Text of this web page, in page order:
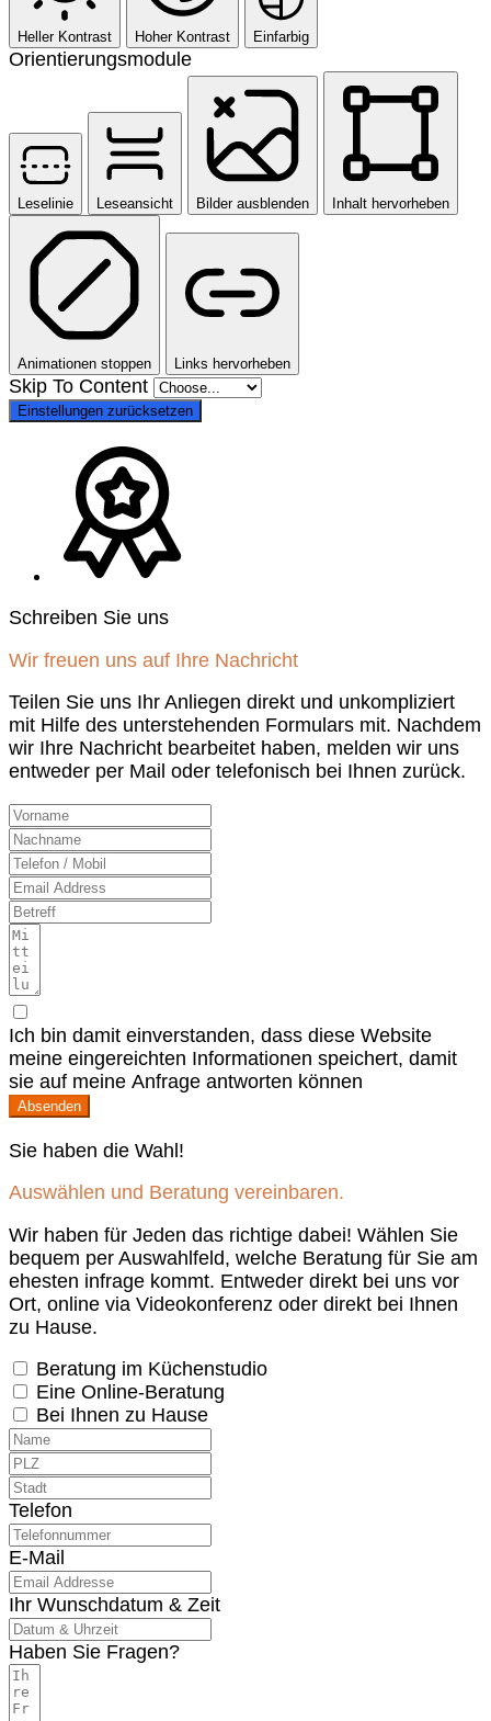
Heller Kontrast Hoher Kontrast Einfarbig
Orientierungsmodule
Leselinie Leseansicht Bilder ausblenden Inhalt hervorheben
Animationen stoppen Links hervorheben
Skip To Content
Einstellungen zurücksetzen
Schreiben Sie uns
Wir freuen uns auf Ihre Nachricht
Teilen Sie uns Ihr Anliegen direkt und unkompliziert
mit Hilfe des unterstehenden Formulars mit. Nachdem
wir Ihre Nachricht bearbeitet haben, melden wir uns
entweder per Mail oder telefonisch bei Ihnen zurück.
Ich bin damit einverstanden, dass diese Website
meine eingereichten Informationen speichert, damit
sie auf meine Anfrage antworten können
Absenden
Sie haben die Wahl!
Auswählen und Beratung vereinbaren.
Wir haben für Jeden das richtige dabei! Wählen Sie
bequem per Auswahlfeld, welche Beratung für Sie am
ehesten infrage kommt. Entweder direkt bei uns vor
Ort, online via Videokonferenz oder direkt bei Ihnen
zu Hause.
Beratung im Küchenstudio
Eine Online-Beratung
Bei Ihnen zu Hause
Telefon
E-Mail
Ihr Wunschdatum & Zeit
Haben Sie Fragen?